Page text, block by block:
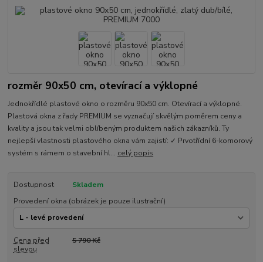
rozměr 90x50 cm, otevírací a výklopné
Jednokřídlé plastové okno o rozměru 90x50 cm. Otevírací a výklopné.
Plastová okna z řady PREMIUM se vyznačují skvělým poměrem ceny a
kvality a jsou tak velmi oblíbeným produktem našich zákazníků. Ty
nejlepší vlastnosti plastového okna vám zajistí: ✓ Prvotřídní 6-komorový
systém s rámem o stavební hl... celý popis
Dostupnost
Skladem
Provedení okna (obrázek je pouze ilustrační)
Cena před
slevou
5 790 Kč